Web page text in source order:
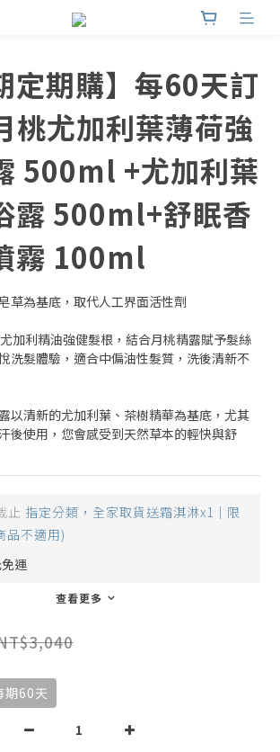
定期購】每60天訂
桃尤加利葉薄荷強
500ml +尤加利葉
露 500ml+舒眠香
霧 100ml
草為基底，取代人工界面活性劑
加利精油強健髮根，結合月桃精露賦予髮絲
洗髮體驗，適合中偏油性髮質，洗後清新不
以清新的尤加利葉、茶樹精華為基底，尤其
後使用，您會感受到天然草本的輕快與舒
止 指定分類，全家取貨送霜淇淋x1｜限
品不適用)
運
查看更多
期60天